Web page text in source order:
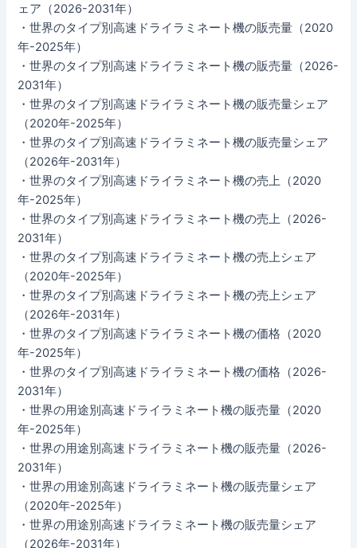
ェア（2026-2031年）
・世界のタイプ別高速ドライラミネート機の販売量（2020
年-2025年）
・世界のタイプ別高速ドライラミネート機の販売量（2026-
2031年）
・世界のタイプ別高速ドライラミネート機の販売量シェア
（2020年-2025年）
・世界のタイプ別高速ドライラミネート機の販売量シェア
（2026年-2031年）
・世界のタイプ別高速ドライラミネート機の売上（2020
年-2025年）
・世界のタイプ別高速ドライラミネート機の売上（2026-
2031年）
・世界のタイプ別高速ドライラミネート機の売上シェア
（2020年-2025年）
・世界のタイプ別高速ドライラミネート機の売上シェア
（2026年-2031年）
・世界のタイプ別高速ドライラミネート機の価格（2020
年-2025年）
・世界のタイプ別高速ドライラミネート機の価格（2026-
2031年）
・世界の用途別高速ドライラミネート機の販売量（2020
年-2025年）
・世界の用途別高速ドライラミネート機の販売量（2026-
2031年）
・世界の用途別高速ドライラミネート機の販売量シェア
（2020年-2025年）
・世界の用途別高速ドライラミネート機の販売量シェア
（2026年-2031年）